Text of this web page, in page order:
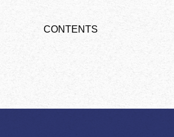
CONTENTS